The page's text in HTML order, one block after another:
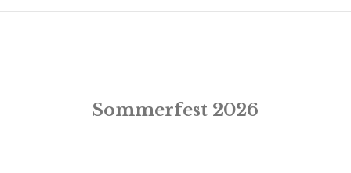
Sommerfest 2026